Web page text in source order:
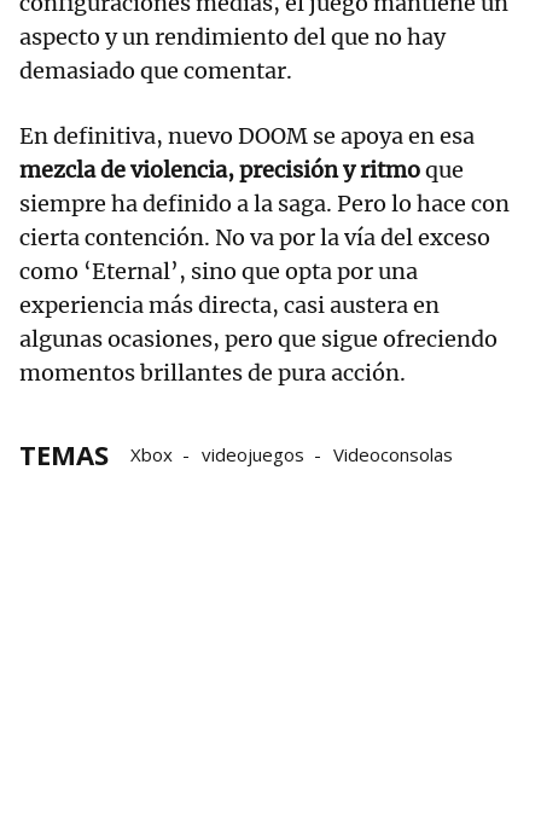
aspecto y un rendimiento del que no hay
demasiado que comentar.
En definitiva, nuevo DOOM se apoya en esa
mezcla de violencia, precisión y ritmoque
siempre ha definido a la saga. Pero lo hace con
cierta contención. No va por la vía del exceso
como ‘Eternal’, sino que opta por una
experiencia más directa, casi austera en
algunas ocasiones, pero que sigue ofreciendo
momentos brillantes de pura acción.
TEMAS Xbox videojuegos Videoconsolas